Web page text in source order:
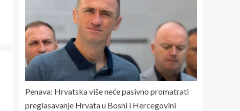
Penava: Hrvatska više neće pasivno promatrati
preglasavanje Hrvata u Bosni i Hercegovini